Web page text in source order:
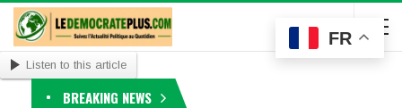
Listen to this article
BREAKING NEWS
FR